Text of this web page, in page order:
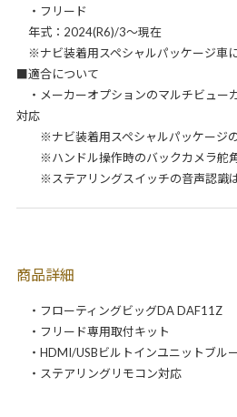
・フリード
年式：2024(R6)/3～現在
※ナビ装着用スペシャルパッケージ車
■適合について
・メーカーオプションのマルチビュー
対応
※ナビ装着用スペシャルパッケージの
※ハンドル操作時のバックカメラ舵角
※ステアリングスイッチの音声認識は
商品詳細
・フローティングビッグDA DAF11Z
・フリード専用取付キット
・HDMI/USBビルトインユニットブル
・ステアリングリモコン対応